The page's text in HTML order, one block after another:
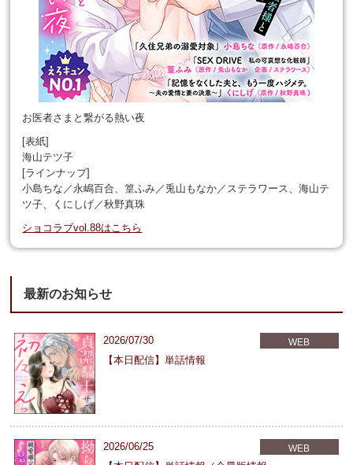
お医者さまと繋がる熱い夜
[表紙]
海山テツ子
[ラインナップ]
小島ちな／永嶋百合、篁ふみ／兎山もなか／ステラワース、海山テ
ツ子、くにしげ／秋野真珠
ショコラブvol.88はこちら
最新のお知らせ
WEB
2026/07/30
【本日配信】単話情報
WEB
2026/06/25